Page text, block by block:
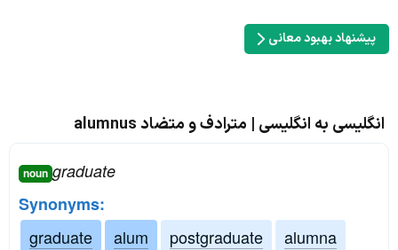
پیشنهاد بهبود معانی
انگلیسی به انگلیسی | مترادف و متضاد alumnus
noun graduate
Synonyms:
graduate
alum postgraduate
alumna